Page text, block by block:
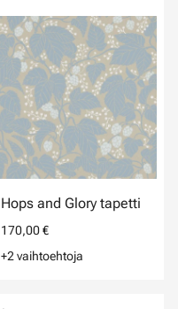
Hops and Glory tapetti
170,00 €
+2 vaihtoehtoja